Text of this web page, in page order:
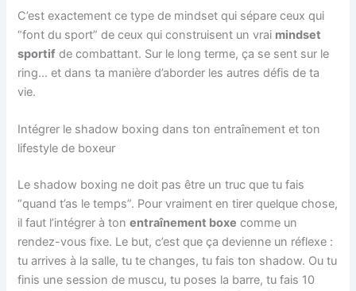
C’est exactement ce type de mindset qui sépare ceux qui
“font du sport” de ceux qui construisent un vrai mindset
sportif de combattant. Sur le long terme, ça se sent sur le
ring… et dans ta manière d’aborder les autres défis de ta
vie.
Intégrer le shadow boxing dans ton entraînement et ton
lifestyle de boxeur
Le shadow boxing ne doit pas être un truc que tu fais
“quand t’as le temps”. Pour vraiment en tirer quelque chose,
il faut l’intégrer à tonentraînement boxe comme un
rendez-vous fixe. Le but, c’est que ça devienne un réflexe :
tu arrives à la salle, tu te changes, tu fais ton shadow. Ou tu
finis une session de muscu, tu poses la barre, tu fais 10